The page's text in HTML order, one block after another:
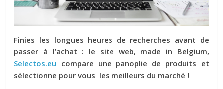
Finies les longues heures de recherches avant de
passer à l’achat : le site web, made in Belgium,
Selectos.eu compare une panoplie de produits et
sélectionne pour vous les meilleurs du marché !